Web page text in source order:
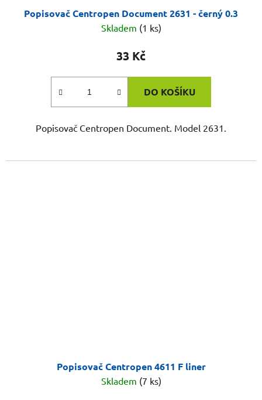
Popisovač Centropen Document 2631 - černý 0.3
Skladem (1 ks)
33 Kč
DO KOŠÍKU
Popisovač Centropen Document. Model 2631.
Popisovač Centropen 4611 F liner
Skladem (7 ks)